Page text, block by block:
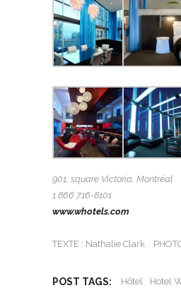
901, square Victoria, Montréal
1 866 716-8101
www.whotels.com
TEXTE : Nathalie Clark
POST TAGS: Hôtel Hotel